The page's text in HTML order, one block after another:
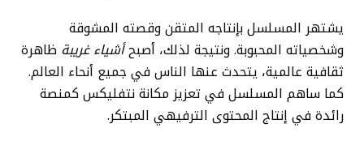
يشتهر المسلسل بإنتاجه المتقن وقصته المشوقة
وشخصياته المحبوبة. ونتيجة لذلك، أصبحأشياء غريبة ظاهرة
ثقافية عالمية، يتحدث عنها الناس في جميع أنحاء العالم.
كما ساهم المسلسل في تعزيز مكانة نتفليكس كمنصة
رائدة في إنتاج المحتوى الترفيهي المبتكر.